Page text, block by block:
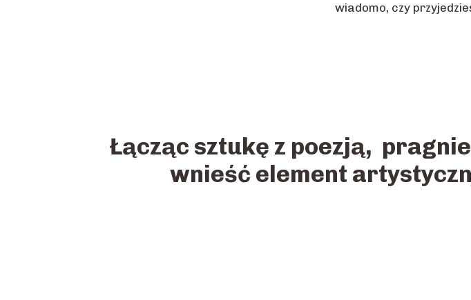
wiadomo, czy
Łącząc sztukę z poezją,
wnieść element